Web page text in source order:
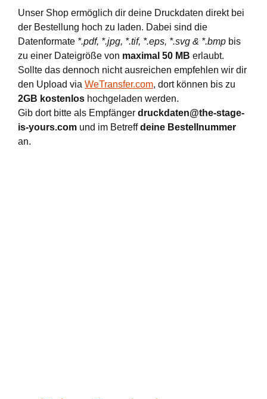
Unser Shop ermöglich dir deine Druckdaten direkt bei
der Bestellung hoch zu laden. Dabei sind die
Datenformate *.pdf, *.jpg, *.tif, *.eps, *.svg & *.bmp bis
zu einer Dateigröße von maximal 50 MB erlaubt.
Sollte das dennoch nicht ausreichen empfehlen wir dir
den Upload via WeTransfer.com, dort können bis zu
2GB kostenlos hochgeladen werden.
Gib dort bitte als Empfänger druckdaten@the-stage-
is-yours.com und im Betreffdeine Bestellnummer
an.